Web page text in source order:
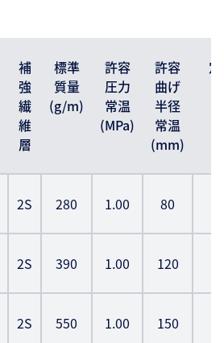
補
強
繊
維
層
標準
質量
(g/m)
許容
圧力
常温
(MPa)
許容
曲げ
半径
常温
(mm)
2S 280 1.00 80
2S 390 1.00 120
2S 550 1.00 150